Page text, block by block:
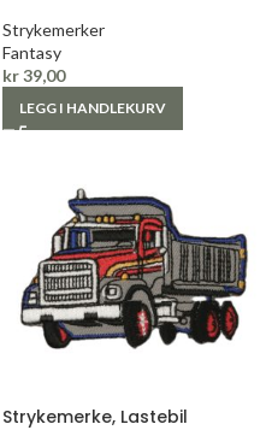
Strykemerker
Fantasy
kr39,00
LEGG I HANDLEKURV
Strykemerke, Lastebil